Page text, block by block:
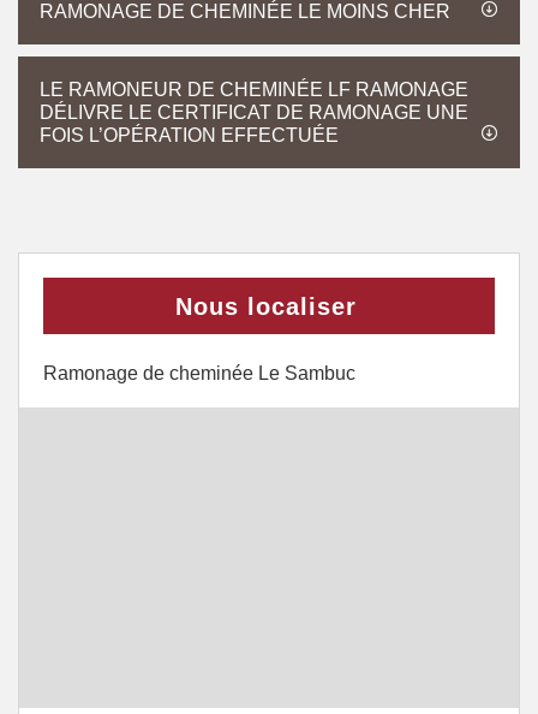
RAMONAGE DE CHEMINÉE LE MOINS CHER
LE RAMONEUR DE CHEMINÉE LF RAMONAGE
DÉLIVRE LE CERTIFICAT DE RAMONAGE UNE
FOIS L’OPÉRATION EFFECTUÉE
Nous localiser
Ramonage de cheminée Le Sambuc